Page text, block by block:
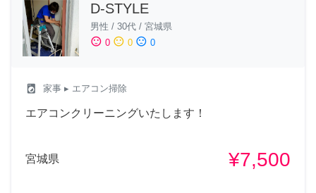
D-STYLE
男性 / 30代 / 宮城県
sentiment_satisfied 0 sentiment_neutral 0 sentiment_dissatisfied 0
local_laundry_service 家事 ▸ エアコン掃除
エアコンクリーニングいたします！
宮城県 ¥7,500